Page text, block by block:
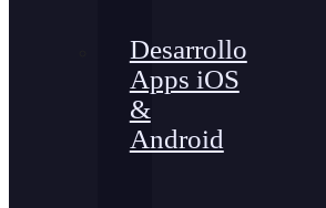
Desarrollo
Apps iOS
&
Android